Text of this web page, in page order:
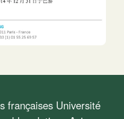
françaises Université